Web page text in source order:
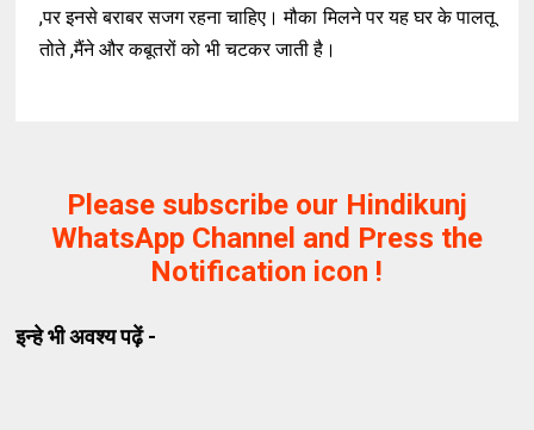
,पर इनसे बराबर सजग रहना चाहिए। मौका मिलने पर यह घर के पालतू
तोते ,मैंने और कबूतरों को भी चटकर जाती है।
Please subscribe our Hindikunj
WhatsApp Channel and Press the
Notification icon !
इन्हे भी अवश्य पढ़ें -